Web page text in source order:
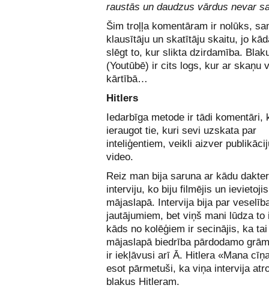
raustās un daudzus vārdus nevar
Šim troļļa komentāram ir nolūks,
klausītāju un skatītāju skaitu, jo
slēgt to, kur slikta dzirdamība.
(Youtūbē) ir cits logs, kur ar skaņu
kārtībā…
Hitlers
Iedarbīga metode ir tādi komentāri,
ieraugot tie, kuri sevi uzskata par
inteliģentiem, veikli aizver
video.
Reiz man bija saruna ar kādu
interviju, ko biju filmējis un
mājaslapā. Intervija bija par
jautājumiem, bet viņš mani lūdza to
kāds no kolēģiem ir secinājis, ka
mājaslapā biedrība pārdodamo
ir iekļāvusi arī Ā. Hitlera «Mana
esot pārmetuši, ka viņa intervija
blakus Hitleram.